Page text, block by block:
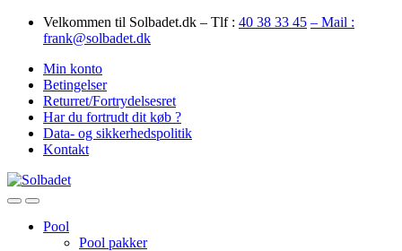
Skip
Skip
Velkommen til Solbadet.dk – Tlf : 40 38 33 45 – Mail :
frank@solbadet.dk
Min konto
Betingelser
Returret/Fortrydelsesret
Har du fortrudt dit køb ?
Data- og sikkerhedspolitik
Kontakt
OpenClose
Pool
Pool pakker